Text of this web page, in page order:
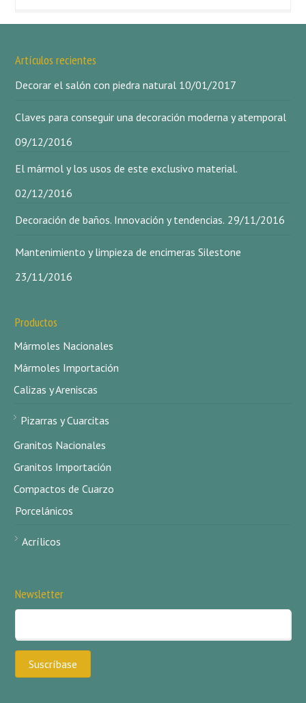
Artículos recientes
Decorar el salón con piedra natural 10/01/2017
Claves para conseguir una decoración moderna y atemporal
09/12/2016
El mármol y los usos de este exclusivo material.
02/12/2016
Decoración de baños. Innovación y tendencias. 29/11/2016
Mantenimiento y limpieza de encimeras Silestone
23/11/2016
Productos
Mármoles Nacionales
Mármoles Importación
Calizas y Areniscas
Pizarras y Cuarcitas
Granitos Nacionales
Granitos Importación
Compactos de Cuarzo
Porcelánicos
Acrílicos
Newsletter